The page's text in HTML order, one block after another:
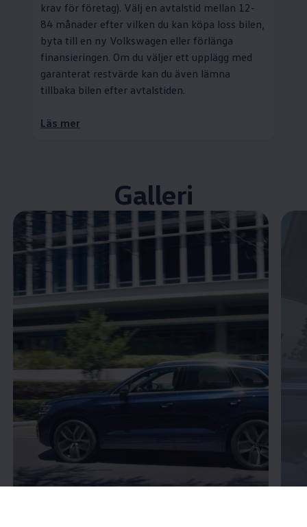
krav för företag). Välj en avtalstid mellan 12-
84 månader efter vilken du kan köpa loss bilen,
byta till en ny Volkswagen eller förlänga
finansieringen. Om du väljer ett upplägg med
garanterat restvärde kan du även lämna
tillbaka bilen efter avtalstiden.
Läs mer
Galleri
Öppna helskärmsläge